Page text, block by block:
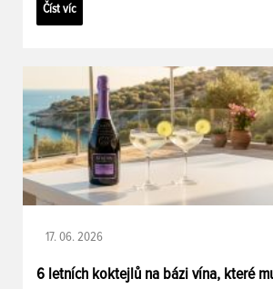
Číst víc
17. 06. 2026
6 letních koktejlů na bázi vína, které